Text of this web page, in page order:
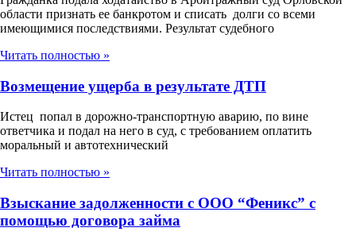
области признать ее банкротом и списать долги со всеми
имеющимися последствиями. Результат судебного
Читать полностью »
Возмещение ущерба в результате ДТП
Истец попал в дорожно-транспортную аварию, по вине
ответчика и подал на него в суд, с требованием оплатить
моральный и автотехнический
Читать полностью »
Взыскание задолженности с ООО “Феникс” с
помощью договора займа